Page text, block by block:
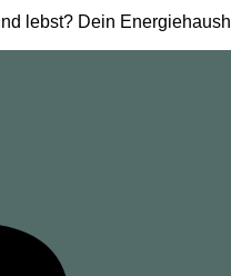
lebst? Dein